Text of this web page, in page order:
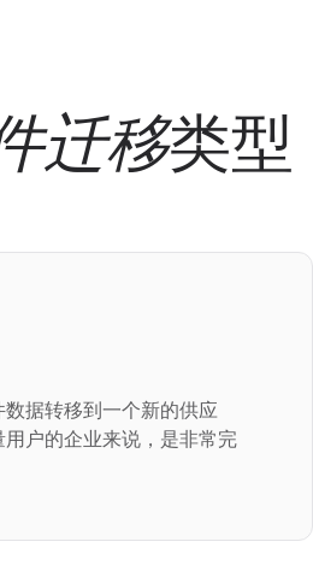
迁移类型
据转移到一个新的供应
户的企业来说，是非常完